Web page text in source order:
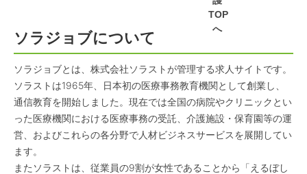
TOP
へ
ソラジョブについて
ソラジョブとは、株式会社ソラストが管理する求人サイトです。
ソラストは1965年、日本初の医療事務教育機関として創業し、
通信教育を開始しました。現在では全国の病院やクリニックとい
った医療機関における医療事務の受託、介護施設・保育園等の運
営、およびこれらの各分野で人材ビジネスサービスを展開してい
ます。
またソラストは、従業員の9割が女性であることから「えるぼし